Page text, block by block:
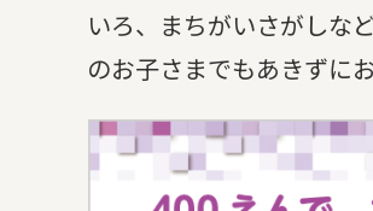
いろ、まちがいさがしな
のお子さまでもあきずに